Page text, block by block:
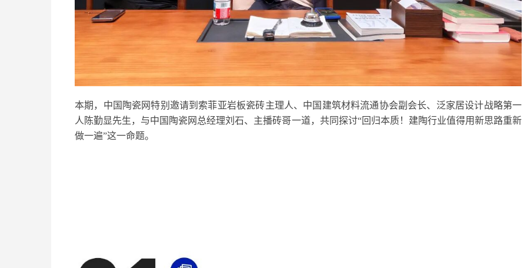
本期， 中国陶瓷网特别 邀请到 索菲亚岩板瓷砖主理人、中国建筑材料流通协会副会长、泛家居设计战略第一
人 陈勤显先生，与中国陶瓷网总经理刘石、主播砖哥一道，共同探讨“回归本质！建陶行业值得用新思路重新
做一遍”这一命题。